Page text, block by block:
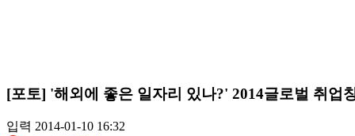
[포토] '해외에 좋은 일자리 있나?' 2014글로벌 취업
입력 2014-01-10 16:32